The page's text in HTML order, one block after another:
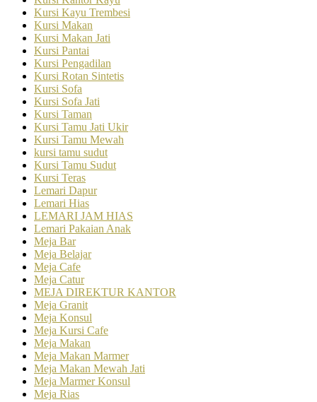
Kursi Kayu Trembesi
Kursi Makan
Kursi Makan Jati
Kursi Pantai
Kursi Pengadilan
Kursi Rotan Sintetis
Kursi Sofa
Kursi Sofa Jati
Kursi Taman
Kursi Tamu Jati Ukir
Kursi Tamu Mewah
kursi tamu sudut
Kursi Tamu Sudut
Kursi Teras
Lemari Dapur
Lemari Hias
LEMARI JAM HIAS
Lemari Pakaian Anak
Meja Bar
Meja Belajar
Meja Cafe
Meja Catur
MEJA DIREKTUR KANTOR
Meja Granit
Meja Konsul
Meja Kursi Cafe
Meja Makan
Meja Makan Marmer
Meja Makan Mewah Jati
Meja Marmer Konsul
Meja Rias